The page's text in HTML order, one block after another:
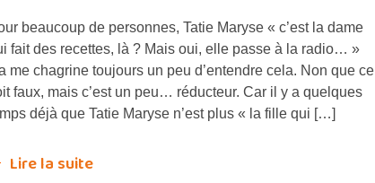
beaucoup de personnes, Tatie Maryse « c’est la dame
fait des recettes, là ? Mais oui, elle passe à la radio… »
me chagrine toujours un peu d’entendre cela. Non que ce
faux, mais c’est un peu… réducteur. Car il y a quelques
déjà que Tatie Maryse n’est plus « la fille qui […]
Lire la suite